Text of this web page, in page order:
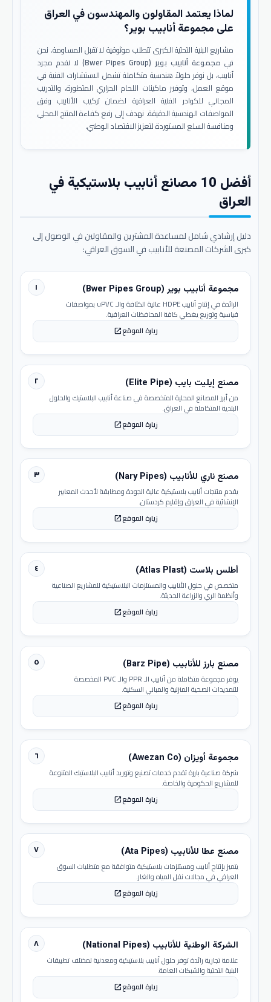
لماذا يعتمد المقاولون والمهندسون في العراق
على مجموعة أنابيب بوير؟
مشاريع البنية التحتية الكبرى تتطلب موثوقية لا تقبل المساومة. نحن
في مجموعة أنابيب بوير (Bwer Pipes Group)
لا نقدم مجرد
أنابيب، بل نوفر حلولاً هندسية متكاملة تشمل الاستشارات الفنية في
موقع العمل، وتوفير ماكينات اللحام الحراري المتطورة، والتدريب
المجاني للكوادر الفنية العراقية لضمان تركيب الأنابيب وفق
المواصفات الهندسية الدقيقة. نهدف إلى رفع كفاءة المنتج المحلي
ومنافسة السلع المستوردة لتعزيز الاقتصاد الوطني.
أفضل 10 مصانع أنابيب بلاستيكية في
العراق
دليل إرشادي شامل لمساعدة المشترين والمقاولين في الوصول إلى
كبرى الشركات المصنعة للأنابيب في السوق العراقي:
١ مجموعة أنابيب بوير (Bwer Pipes Group)
الرائدة في إنتاج أنابيب HDPE عالية الكثافة والـ uPVC بمواصفات
قياسية وتوزيع يغطي كافة المحافظات العراقية.
زيارة الموقعopen_in_new
٢ مصنع إيليت بايب (Elite Pipe)
من أبرز المصانع المحلية المتخصصة في صناعة أنابيب البلاستيك والحلول
البلدية المتكاملة في العراق.
زيارة الموقعopen_in_new
٣ مصنع ناري للأنابيب (Nary Pipes)
يقدم منتجات أنابيب بلاستيكية عالية الجودة ومطابقة لأحدث المعايير
الإنشائية في العراق وإقليم كردستان.
زيارة الموقعopen_in_new
٤ أطلس بلاست (Atlas Plast)
متخصص في حلول الأنابيب والمستلزمات البلاستيكية للمشاريع الصناعية
وأنظمة الري والزراعة الحديثة.
زيارة الموقعopen_in_new
٥ مصنع بارز للأنابيب (Barz Pipe)
يوفر مجموعة متكاملة من أنابيب الـ PPR والـ PVC المخصصة
للتمديدات الصحية المنزلية والمباني السكنية.
زيارة الموقعopen_in_new
٦ مجموعة أويزان (Awezan Co)
شركة صناعية بارزة تقدم خدمات تصنيع وتوريد أنابيب البلاستيك المتنوعة
للمشاريع الحكومية والخاصة.
زيارة الموقعopen_in_new
٧ مصنع عطا للأنابيب (Ata Pipes)
يتميز بإنتاج أنابيب ومستلزمات بلاستيكية متوافقة مع متطلبات السوق
العراقي في مجالات نقل المياه والغاز.
زيارة الموقعopen_in_new
٨ الشركة الوطنية للأنابيب (National Pipes)
علامة تجارية رائدة توفر حلول أنابيب بلاستيكية ومعدنية لمختلف تطبيقات
البنية التحتية والشبكات العامة.
زيارة الموقعopen_in_new